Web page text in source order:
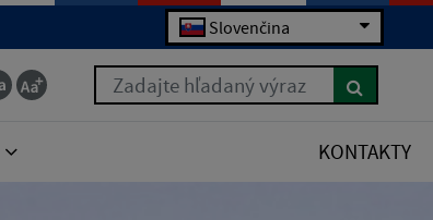
Slovenčina
Zadajte hľadaný výraz
KONTAKTY